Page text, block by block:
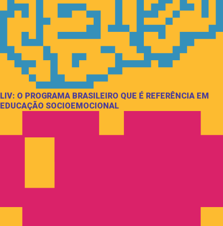
LIV: O PROGRAMA BRASILEIRO QUE É REFERÊNCIA EM
EDUCAÇÃO SOCIOEMOCIONAL